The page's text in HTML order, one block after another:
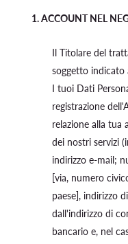
1.ACCOUNT NEL
Il Titolare del
soggetto indicato
I tuoi Dati
registrazione
relazione alla tua
dei nostri servizi
indirizzo e-mail;
[via, numero
paese], indirizzo
dall'indirizzo di
bancario e, nel